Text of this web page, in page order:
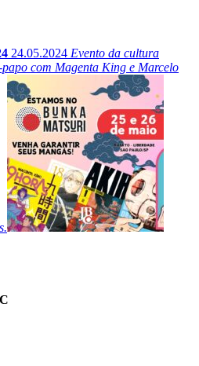
24.05.2024 Evento da cultura
com Magenta King e Marcelo